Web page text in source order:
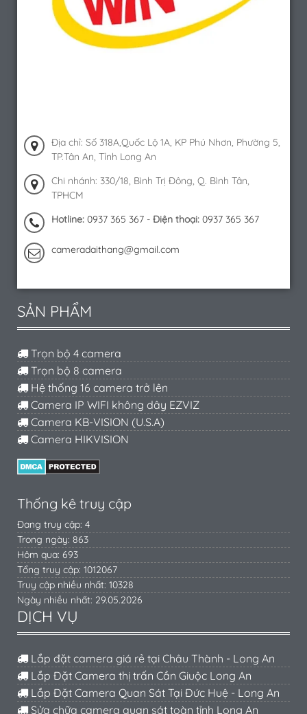
Địa chỉ: Số 318A,Quốc Lộ 1A, KP Phú Nhơn, Phường 5,
TP.Tân An, Tỉnh Long An
Chi nhánh: 330/18, Bình Trị Đông, Q. Bình Tân,
TPHCM
Hotline: 0937 365 367 - Điện thoại: 0937 365 367
cameradaithang@gmail.com
SẢN PHẨM
Trọn bộ 4 camera
Trọn bộ 8 camera
Hệ thống 16 camera trở lên
Camera IP WIFI không dây EZVIZ
Camera KB-VISION (U.S.A)
Camera HIKVISION
Thống kê truy cập
Đang truy cập: 4
Trong ngày: 863
Hôm qua: 693
Tổng truy cập: 1012067
Truy cập nhiều nhất: 10328
Ngày nhiều nhất: 29.05.2026
DỊCH VỤ
Lắp đặt camera giá rẻ tại Châu Thành - Long An
Lắp Đặt Camera thị trấn Cần Giuộc Long An
Lắp Đặt Camera Quan Sát Tại Đức Huệ - Long An
Sửa chữa camera quan sát toàn tỉnh Long An